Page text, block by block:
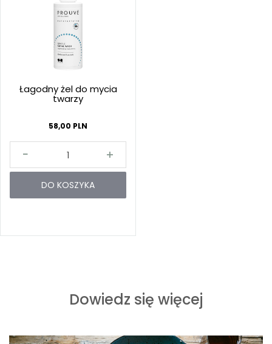
Łagodny żel do mycia
twarzy
58,00 PLN
DO KOSZYKA
Dowiedz się więcej